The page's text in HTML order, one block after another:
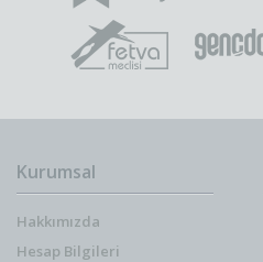
Kurumsal
Hakkımızda
Hesap Bilgileri